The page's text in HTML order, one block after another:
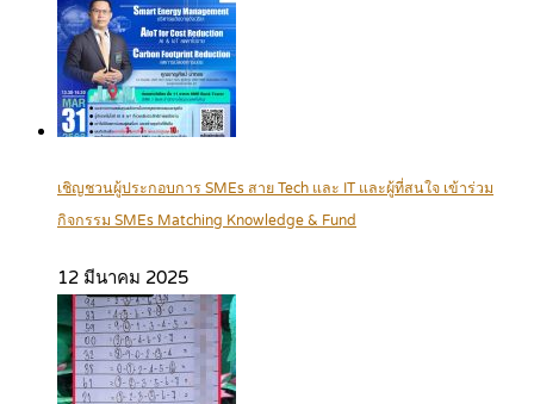
เชิญชวนผู้ประกอบการ SMEs สาย Tech และ IT และผู้ที่สนใจ เข้าร่วม
กิจกรรม SMEs Matching Knowledge & Fund
12 มีนาคม 2025